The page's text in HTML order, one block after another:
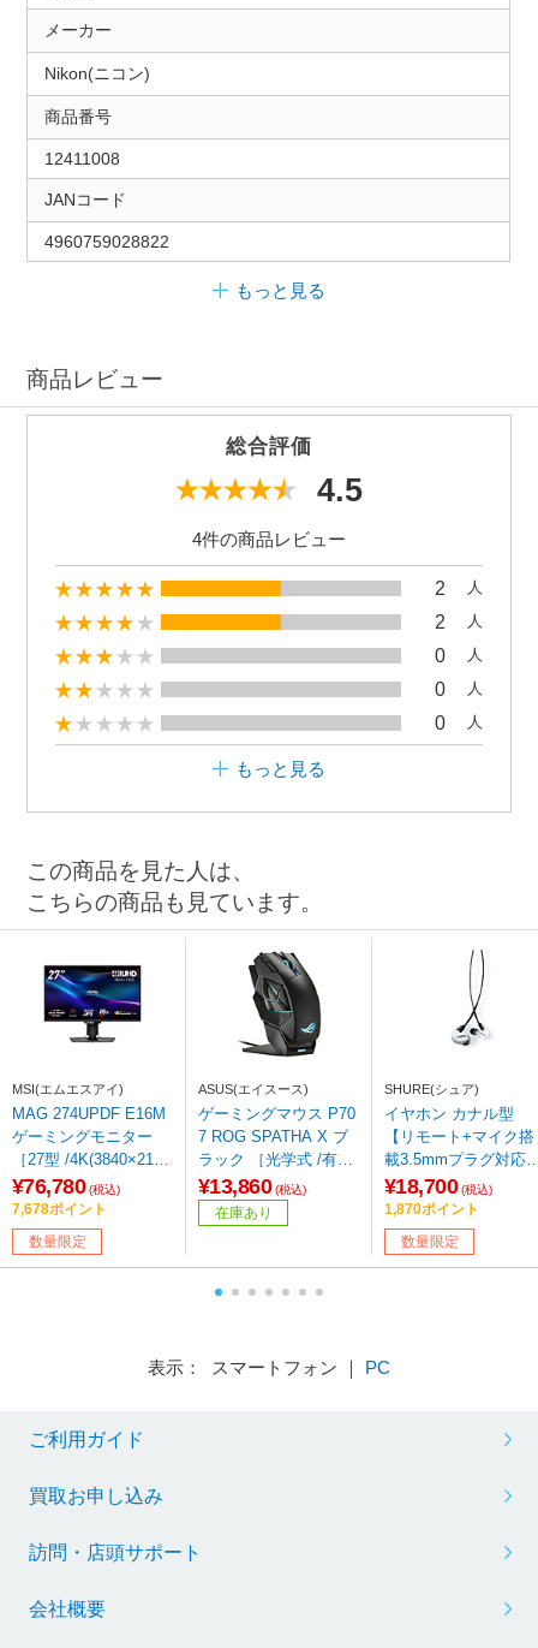
メーカー
Nikon(ニコン)
商品番号
12411008
JANコード
4960759028822
もっと見る
商品レビュー
総合評価
4.5
4件の商品レビュー
2 人
2 人
0 人
0 人
0 人
もっと見る
この商品を見た人は、
こちらの商品も見ています。
MSI(エムエスアイ)
MAG 274UPDF E16M
ゲーミングモニター
［27型 /4K(3840×216
0） /ワイド］
¥76,780 (税込)
7,678ポイント
数量限定
ASUS(エイスース)
ゲーミングマウス P70
7 ROG SPATHA X ブ
ラック ［光学式 /有線
／無線(ワイヤレス) /12
ボタン /Bluetooth・US
B］
¥13,860 (税込)
在庫あり
SHURE(シュア)
イヤホン カナル型
【リモート+マイク搭
載3.5mmプラグ対応
ーブル RMCE-UNIケ
ブル】 AONIC215 ホ
ワイト SE215DYWH+
UNI-A ［φ3.5mm ミ
プラグ］ 【sof001】
¥18,700 (税込)
1,870ポイント
数量限定
表示： スマートフォン ｜ PC
ご利用ガイド
買取お申し込み
訪問・店頭サポート
会社概要